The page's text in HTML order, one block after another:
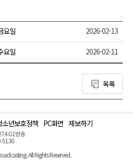
요일 2026-02-13
요일 2026-02-11
목록
소년보호정책 PC화면 제보하기
G1방송
5130
All Rights Reserved.